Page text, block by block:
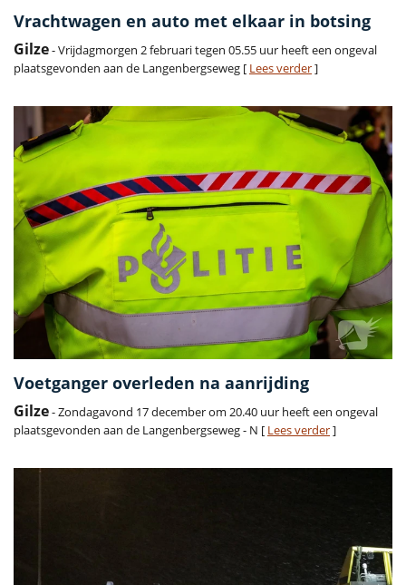
Vrachtwagen en auto met elkaar in botsing
Gilze- Vrijdagmorgen 2 februari tegen 05.55 uur heeft een ongeval
plaatsgevonden aan de Langenbergseweg [ Lees verder]
Voetganger overleden na aanrijding
Gilze- Zondagavond 17 december om 20.40 uur heeft een ongeval
plaatsgevonden aan de Langenbergseweg - N [ Lees verder]